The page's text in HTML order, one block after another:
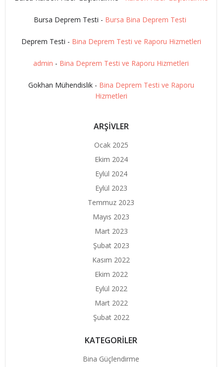
Bursa Deprem Testi - Bursa Bina Deprem Testi
Deprem Testi - Bina Deprem Testi ve Raporu Hizmetleri
admin - Bina Deprem Testi ve Raporu Hizmetleri
Gokhan Mühendislik- Bina Deprem Testi ve Raporu
Hizmetleri
ARŞİVLER
Ocak 2025
Ekim 2024
Eylül 2024
Eylül 2023
Temmuz 2023
Mayıs 2023
Mart 2023
Şubat 2023
Kasım 2022
Ekim 2022
Eylül 2022
Mart 2022
Şubat 2022
KATEGORİLER
Bina Güçlendirme